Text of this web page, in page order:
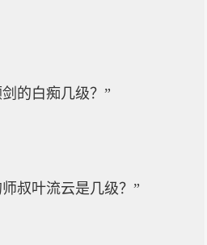
的白痴几级？”
叔叶流云是几级？”